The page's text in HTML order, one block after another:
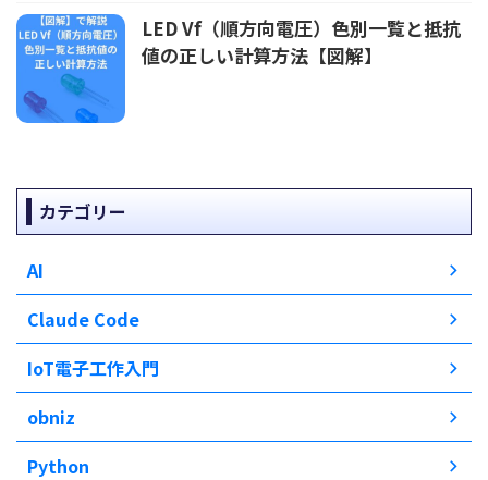
LED Vf（順方向電圧）色別一覧と抵抗
値の正しい計算方法【図解】
カテゴリー
AI
Claude Code
IoT電子工作入門
obniz
Python